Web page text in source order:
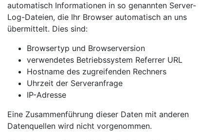
automatisch Informationen in so genannten Server-
Log-Dateien, die Ihr Browser automatisch an uns
übermittelt. Dies sind:
Browsertyp und Browserversion
verwendetes Betriebssystem Referrer URL
Hostname des zugreifenden Rechners
Uhrzeit der Serveranfrage
IP-Adresse
Eine Zusammenführung dieser Daten mit anderen
Datenquellen wird nicht vorgenommen.